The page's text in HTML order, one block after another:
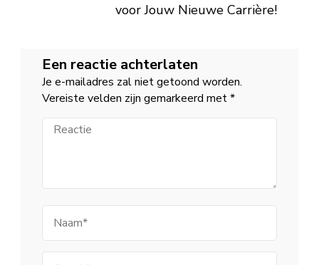
voor Jouw Nieuwe Carrière!
Een reactie achterlaten
Je e-mailadres zal niet getoond worden.
Vereiste velden zijn gemarkeerd met*
Reactie